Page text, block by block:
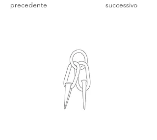
precedente successivo